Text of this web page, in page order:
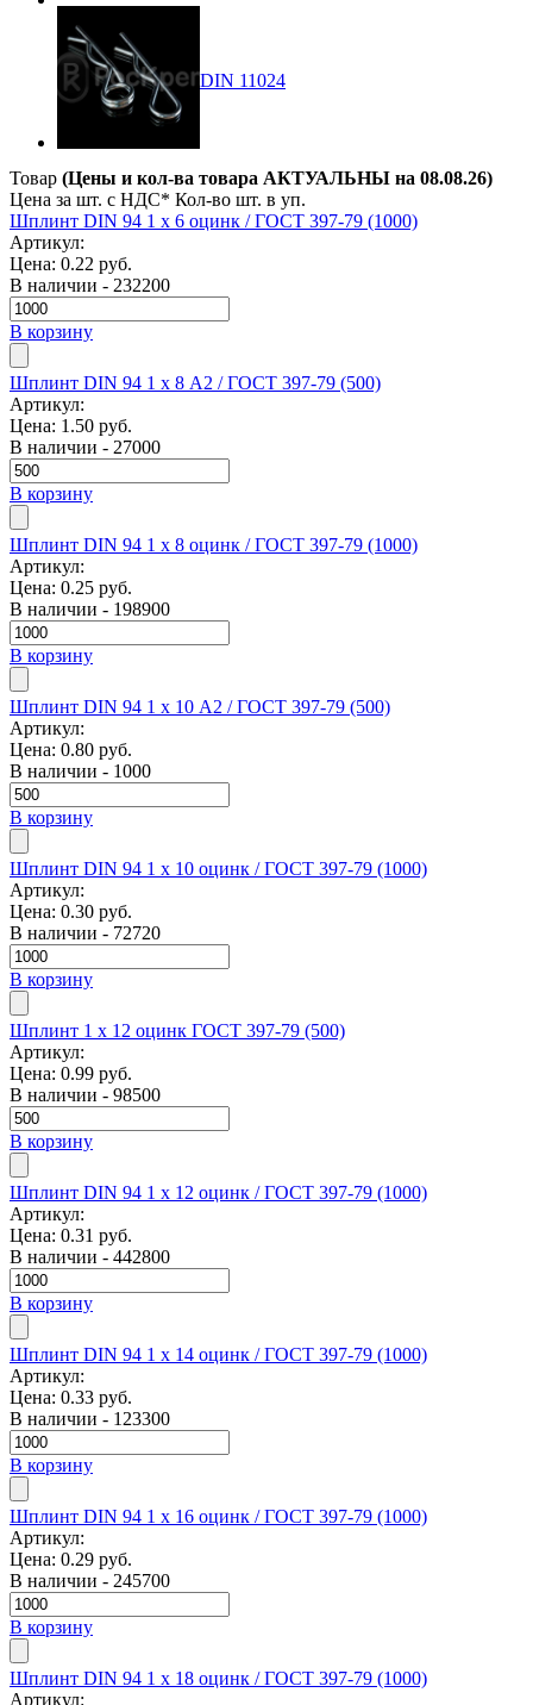
DIN 11024
Товар (Цены и кол-ва товара АКТУАЛЬНЫ на 08.08.26)
Цена за шт. с НДС* Кол-во шт. в уп.
Шплинт DIN 94 1 x 6 оцинк / ГОСТ 397-79 (1000)
Артикул:
Цена: 0.22 руб.
В наличии - 232200
В корзину
Шплинт DIN 94 1 x 8 А2 / ГОСТ 397-79 (500)
Артикул:
Цена: 1.50 руб.
В наличии - 27000
В корзину
Шплинт DIN 94 1 x 8 оцинк / ГОСТ 397-79 (1000)
Артикул:
Цена: 0.25 руб.
В наличии - 198900
В корзину
Шплинт DIN 94 1 x 10 А2 / ГОСТ 397-79 (500)
Артикул:
Цена: 0.80 руб.
В наличии - 1000
В корзину
Шплинт DIN 94 1 x 10 оцинк / ГОСТ 397-79 (1000)
Артикул:
Цена: 0.30 руб.
В наличии - 72720
В корзину
Шплинт 1 x 12 оцинк ГОСТ 397-79 (500)
Артикул:
Цена: 0.99 руб.
В наличии - 98500
В корзину
Шплинт DIN 94 1 x 12 оцинк / ГОСТ 397-79 (1000)
Артикул:
Цена: 0.31 руб.
В наличии - 442800
В корзину
Шплинт DIN 94 1 x 14 оцинк / ГОСТ 397-79 (1000)
Артикул:
Цена: 0.33 руб.
В наличии - 123300
В корзину
Шплинт DIN 94 1 x 16 оцинк / ГОСТ 397-79 (1000)
Артикул:
Цена: 0.29 руб.
В наличии - 245700
В корзину
Шплинт DIN 94 1 x 18 оцинк / ГОСТ 397-79 (1000)
Артикул: